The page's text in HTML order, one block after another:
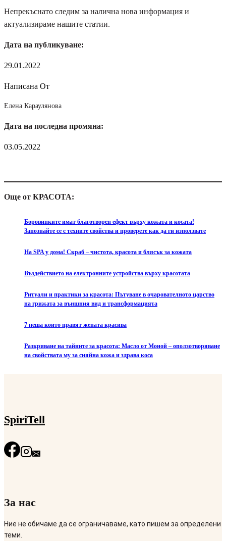
Непрекъснато следим за налична нова информация и
актуализираме нашите статии.
Дата на публикуване:
29.01.2022
Написана От
Елена Караулянова
Дата на последна промяна:
03.05.2022
Още от КРАСОТА:
Боровинките имат благотворен ефект върху кожата и косата!
Запознайте се с техните свойства и проверете как да ги използвате
На SPA у дома! Скраб – чистота, красота и блясък за кожата
Въздействието на електронните устройства върху красотата
Ритуали и практики за красота: Пътуване в очарователното царство
на грижата за външния вид и трансформацията
7 неща които правят жената красива
Разкриване на тайните за красота: Масло от Моной – оползотворяване
на свойствата му за сияйна кожа и здрава коса
SpiriTell
За нас
Ние не обичаме да се ограничаваме, като пишем за определени
теми.